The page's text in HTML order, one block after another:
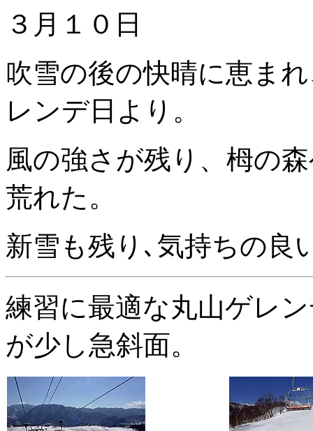
３月１０日
吹雪の後の快晴に恵ま
レンデ日より。
風の強さが残り、栂の
荒れた。
新雪も残り､気持ちの良
練習に最適な丸山ゲレ
が少し急斜面。